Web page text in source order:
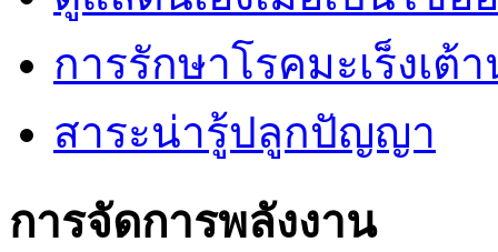
การรักษาโรคมะเร็งเต้
สาระน่ารู้ปลูกปัญญา
การจัดการพลังงาน